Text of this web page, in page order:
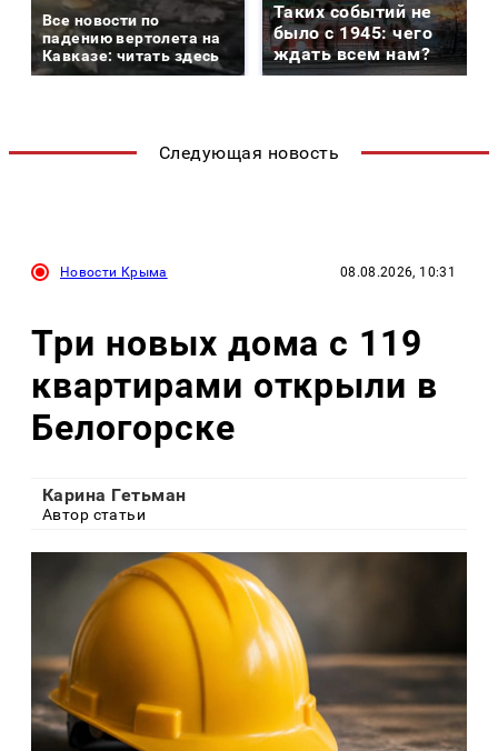
Все новости по
падению вертолета на
Кавказе: читать здесь
Таких событий не
было с 1945: чего
ждать всем нам?
Следующая новость
Новости Крыма 08.08.2026, 10:31
Три новых дома с 119
квартирами открыли в
Белогорске
Карина Гетьман
Автор статьи